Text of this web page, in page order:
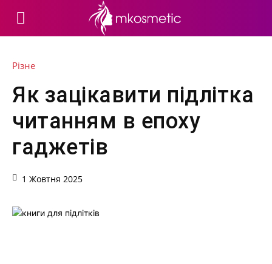
Різне
Як зацікавити підлітка
читанням в епоху
гаджетів
1 Жовтня 2025